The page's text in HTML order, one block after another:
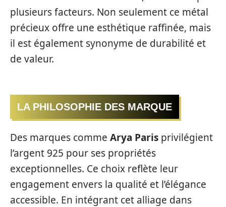
plusieurs facteurs. Non seulement ce métal
précieux offre une esthétique raffinée, mais
il est également synonyme de durabilité et
de valeur.
LA PHILOSOPHIE DES MARQUE
Des marques comme Arya Paris privilégient
l’argent 925 pour ses propriétés
exceptionnelles. Ce choix reflète leur
engagement envers la qualité et l’élégance
accessible. En intégrant cet alliage dans